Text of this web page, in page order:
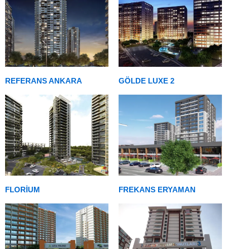
REFERANS ANKARA GÖLDE LUXE 2
FLORİUM FREKANS ERYAMAN